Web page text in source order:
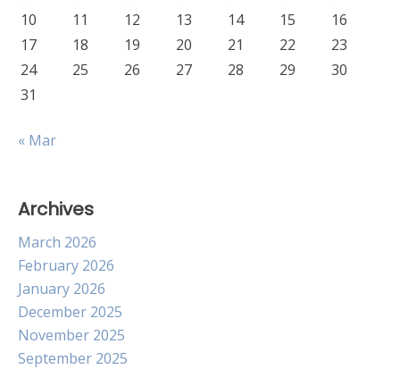
10
11 12 13 14 15
16
17
18 19 20 21 22
23
24
25 26 27 28 29
30
31
« Mar
Archives
March 2026
February 2026
January 2026
December 2025
November 2025
September 2025